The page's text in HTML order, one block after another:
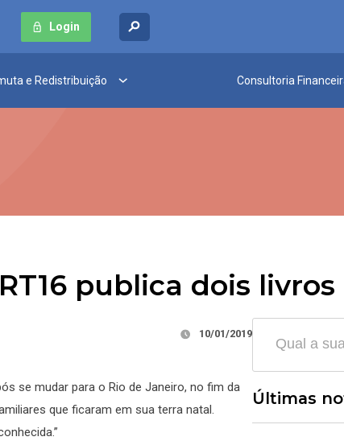
Login
e Redistribuição Consultoria
publica dois livros
10/01/2019
se mudar para o Rio de Janeiro, no fim da
que ficaram em sua terra natal.
Últimas